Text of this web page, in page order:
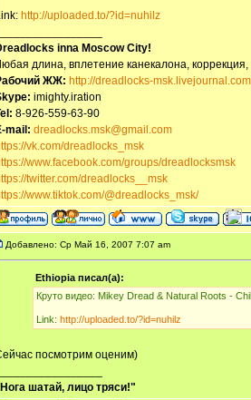
http://uploaded.to/?id=nuhilz
inna Moscow Сity!
длина, вплетение канекалона,
ЖЖ: http://dreadlocks-
imighty.iration
8-926-559-63-90
mail: dreadlocks.msk@gmail.com
vk.com/dreadlocks_msk
www.facebook.com/groups/dreadlocksmsk
twitter.com/dreadlocks__msk
www.tiktok.com/@dreadlocks_msk/
Добавлено: Ср Май 16, 2007 7:07 am
Ethiopia писал(а):
Круто видео: Mikey Dread & Natural Roots -
Link: http://uploaded.to/?id=nuhilz
посмотрим оценим)
шатай, лицо тряси!"